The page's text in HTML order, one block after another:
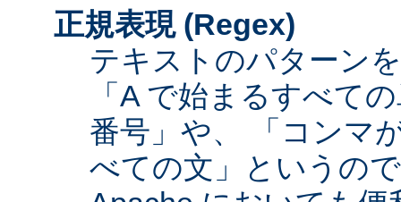
正規表現 (Regex)
テキストのパターン
「A で始まるすべて
番号」や、 「コンマ
べての文」というの